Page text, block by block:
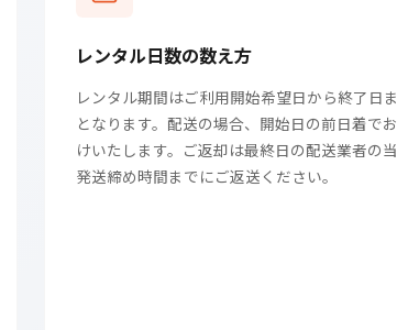
レンタル日数の数え方
レンタル期間はご利用開始希望日から終了日
となります。配送の場合、開始日の前日着で
けいたします。ご返却は最終日の配送業者の
発送締め時間までにご返送ください。